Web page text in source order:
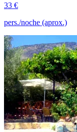
33 €
pers./noche (aprox.)